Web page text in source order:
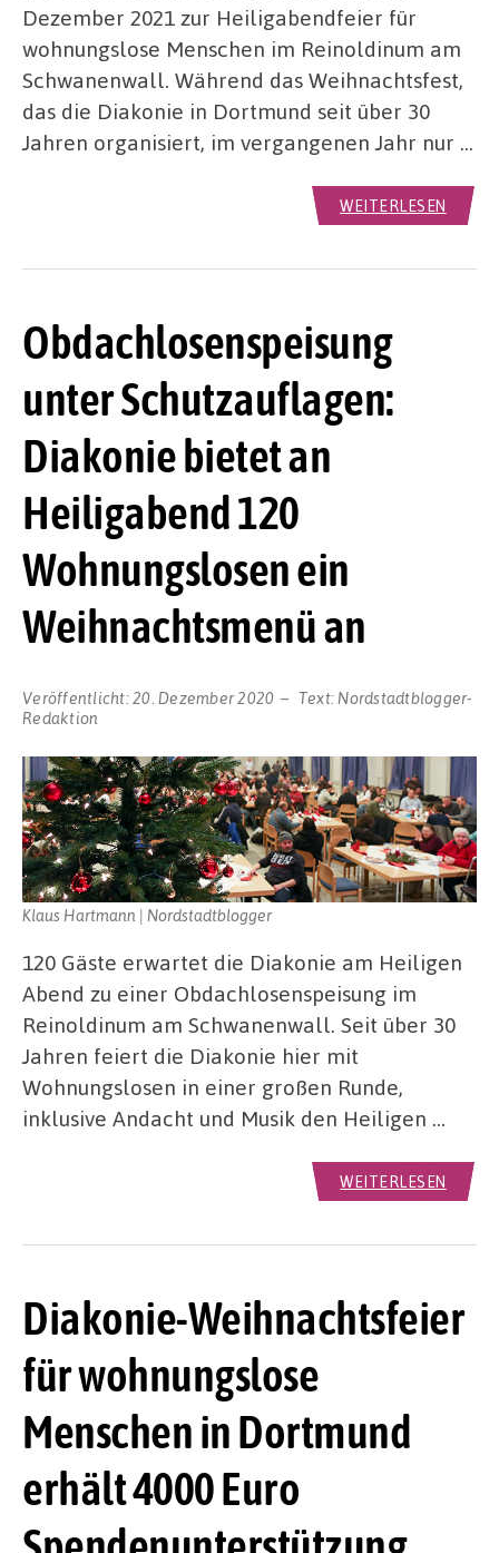
Dezember 2021 zur Heiligabendfeier für
wohnungslose Menschen im Reinoldinum am
Schwanenwall. Während das Weihnachtsfest,
das die Diakonie in Dortmund seit über 30
Jahren organisiert, im vergangenen Jahr nur …
WEITERLESEN
Obdachlosenspeisung
unter Schutzauflagen:
Diakonie bietet an
Heiligabend 120
Wohnungslosen ein
Weihnachtsmenü an
Veröffentlicht:20. Dezember 2020 Text: Nordstadtblogger-
Redaktion
Klaus Hartmann | Nordstadtblogger
120 Gäste erwartet die Diakonie am Heiligen
Abend zu einer Obdachlosenspeisung im
Reinoldinum am Schwanenwall. Seit über 30
Jahren feiert die Diakonie hier mit
Wohnungslosen in einer großen Runde,
inklusive Andacht und Musik den Heiligen …
WEITERLESEN
Diakonie-Weihnachtsfeier
für wohnungslose
Menschen in Dortmund
erhält 4000 Euro